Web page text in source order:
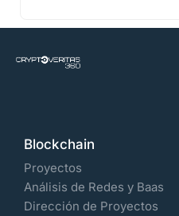
Blockchain
Proyectos
Análisis de Redes y Baas
Dirección de Proyectos